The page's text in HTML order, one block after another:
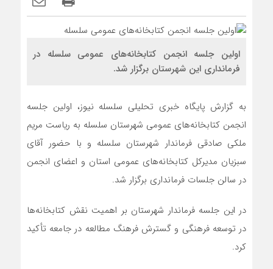
اولین جلسه انجمن کتابخانه‌های عمومی سلسله در
فرمانداری این شهرستان برگزار شد.
به گزارش پایگاه خبری تحلیلی سلسله نیوز، اولین جلسه
انجمن کتابخانه‌های عمومی شهرستان سلسله به ریاست مریم
ملکی صادقی فرماندار شهرستان سلسله و با حضور آقای
سبزیان مدیرکل کتابخانه‌های عمومی استان و اعضای انجمن
در سالن جلسات فرمانداری برگزار شد.
در این جلسه فرماندار شهرستان بر اهمیت نقش کتابخانه‌ها
در توسعه فرهنگی و گسترش فرهنگ مطالعه در جامعه تأکید
کرد.